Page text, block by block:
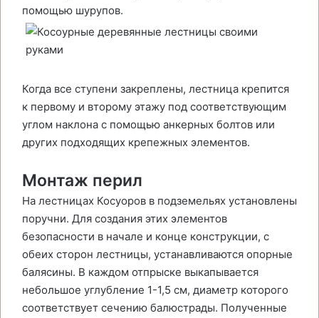
помощью шурупов.
Когда все ступени закреплены, лестница крепится
к первому и второму этажу под соответствующим
углом наклона с помощью анкерных болтов или
других подходящих крепежных элементов.
Монтаж перил
На лестницах Косуоров в подземельях установлены
поручни. Для создания этих элементов
безопасности в начале и конце конструкции, с
обеих сторон лестницы, устанавливаются опорные
балясины. В каждом отпрыске выкапывается
небольшое углубление 1-1,5 см, диаметр которого
соответствует сечению балюстрады. Полученные